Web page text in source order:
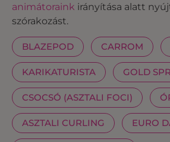
animátoraink irányítása alatt
szórakozást.
BLAZEPOD CARROM
KARIKATURISTA GOLD
CSOCSÓ (ASZTALI FOCI)
ASZTALI CURLING EURO